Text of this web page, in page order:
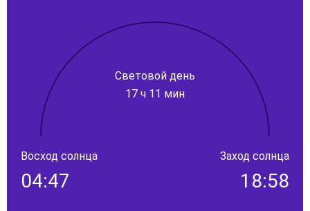
Световой день
17 ч 11 мин
Восход солнца
04:47
Заход солнца
18:58